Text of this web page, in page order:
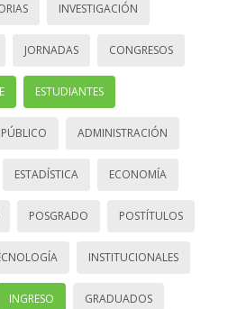
INVESTIGACIÓN
JORNADAS CONGRESOS
ESTUDIANTES
ADMINISTRACIÓN
ESTADÍSTICA ECONOMÍA
POSGRADO POSTÍTULOS
INSTITUCIONALES
INGRESO GRADUADOS